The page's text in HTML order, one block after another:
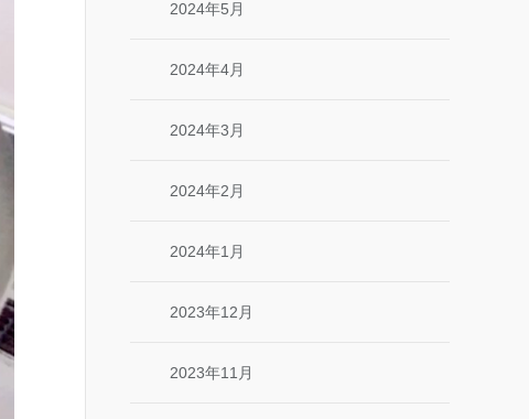
2024年5月
2024年4月
2024年3月
2024年2月
2024年1月
2023年12月
2023年11月